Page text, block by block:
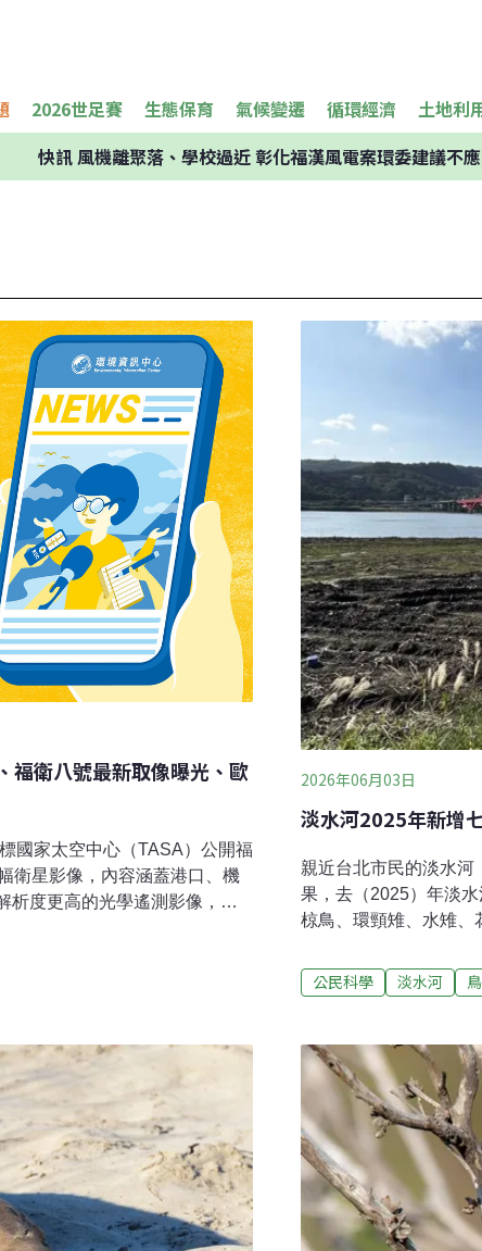
2026世足賽 生態保育 氣候變遷 循環經濟 土地利
快訊風機離聚落、學校過近 彰化福漢風電案環委建議不
福衛八號最新取像曝光、歐
國家太空中心（TASA）公開福
衛星影像，內容涵蓋港口、機
析度更高的光學遙測影像，不
理及海洋觀測等領域。（聯
海環差案過關為協助國內土石
審查「布袋國內商港整體規劃
報告」。開發單位台灣港務
剩餘土方去化困境，配合政
建剩餘土石方；考量布袋港
2026年06月03日
淡水河2025年新增
親近台北市民的淡水
果，去（2025）年淡
椋鳥、環頸雉、水雉、
及聖䴉數量亦發現顯著
有關。淡水河鳥調十年
內唯一大範圍且非針對
鳥類過境高峰，以及
次調查。在同一天同
線進行調查。調查人員
有269位志工共同參與
公民科學 淡水河